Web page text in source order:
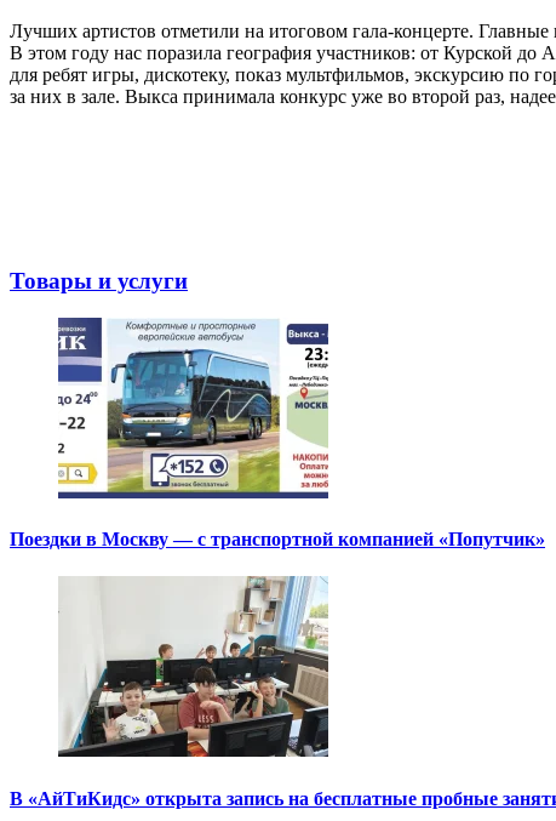
Лучших артистов отметили на итоговом гала-концерте.
В этом году нас поразила география участников: от Курской
для ребят игры, дискотеку, показ мультфильмов, экскурсию по
за них в зале. Выкса принимала конкурс уже во второй раз,
Товары и услуги
Поездки в Москву — с транспортной компанией «Попутчик»
В «АйТиКидс» открыта запись на бесплатные пробные